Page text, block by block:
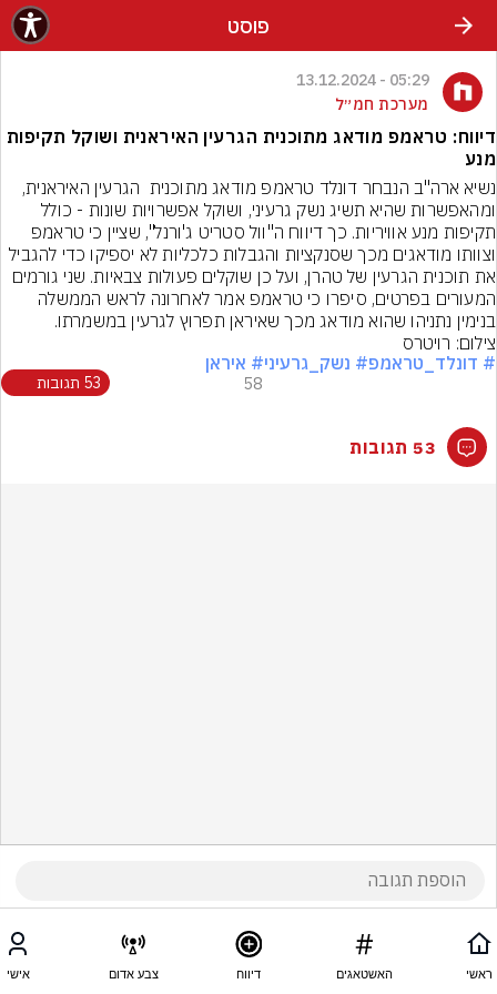
פוסט
05:29 - 13.12.2024
מערכת חמ״ל
דיווח: טראמפ מודאג מתוכנית הגרעין האיראנית ושוקל תקיפות
מנע
ומהאפשרות שהיא תשיג נשק גרעיני, ושוקל אפשרויות שונות - כולל
וצוותו מודאגים מכך שסנקציות והגבלות כלכליות לא יספיקו כדי להגביל
בנימין נתניהו שהוא מודאג מכך שאיראן תפרוץ לגרעין במשמרתו.
צילום: רויטרס
# דונלד_טראמפ# נשק_גרעיני# איראן
58 53 תגובות
53 תגובות
ראשי האשטאגים דיווח צבע אדום אישי